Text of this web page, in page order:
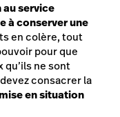
service
à conserver une
en colère, tout
pour que
ne sont
consacrer la
en situation